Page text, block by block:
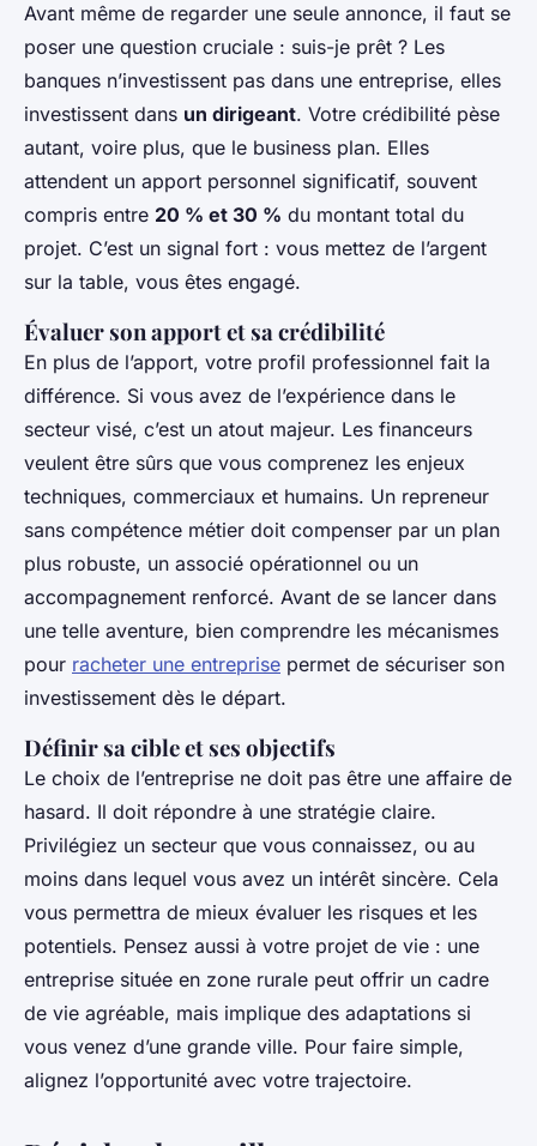
Avant même de regarder une seule annonce, il faut se
poser une question cruciale : suis-je prêt ? Les
banques n’investissent pas dans une entreprise, elles
investissent dans un dirigeant. Votre crédibilité pèse
autant, voire plus, que le business plan. Elles
attendent un apport personnel significatif, souvent
compris entre 20 % et 30 % du montant total du
projet. C’est un signal fort : vous mettez de l’argent
sur la table, vous êtes engagé.
Évaluer son apport et sa crédibilité
En plus de l’apport, votre profil professionnel fait la
différence. Si vous avez de l’expérience dans le
secteur visé, c’est un atout majeur. Les financeurs
veulent être sûrs que vous comprenez les enjeux
techniques, commerciaux et humains. Un repreneur
sans compétence métier doit compenser par un plan
plus robuste, un associé opérationnel ou un
accompagnement renforcé. Avant de se lancer dans
une telle aventure, bien comprendre les mécanismes
pour racheter une entreprise permet de sécuriser son
investissement dès le départ.
Définir sa cible et ses objectifs
Le choix de l’entreprise ne doit pas être une affaire de
hasard. Il doit répondre à une stratégie claire.
Privilégiez un secteur que vous connaissez, ou au
moins dans lequel vous avez un intérêt sincère. Cela
vous permettra de mieux évaluer les risques et les
potentiels. Pensez aussi à votre projet de vie : une
entreprise située en zone rurale peut offrir un cadre
de vie agréable, mais implique des adaptations si
vous venez d’une grande ville. Pour faire simple,
alignez l’opportunité avec votre trajectoire.